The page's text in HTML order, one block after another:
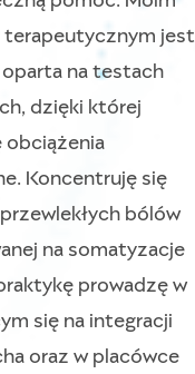
terapeutycznym jest
na testach
dzięki której
Koncentruję się
bólów
na somatyzacje
prowadzę w
się na integracji
oraz w placówce